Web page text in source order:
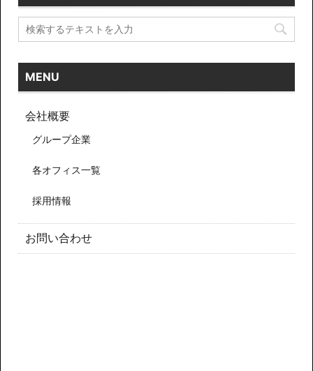
MENU
会社概要
グループ企業
各オフィス一覧
採用情報
お問い合わせ